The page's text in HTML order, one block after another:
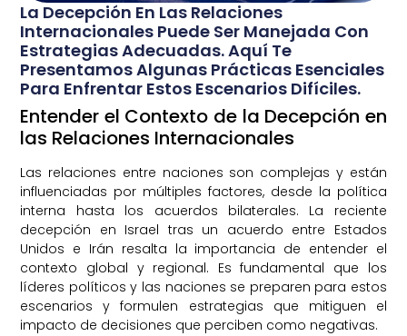
La Decepción En Las Relaciones
Internacionales Puede Ser Manejada Con
Estrategias Adecuadas. Aquí Te
Presentamos Algunas Prácticas Esenciales
Para Enfrentar Estos Escenarios Difíciles.
Entender el Contexto de la Decepción en
las Relaciones Internacionales
Las relaciones entre naciones son complejas y están
influenciadas por múltiples factores, desde la política
interna hasta los acuerdos bilaterales. La reciente
decepción en Israel tras un acuerdo entre Estados
Unidos e Irán resalta la importancia de entender el
contexto global y regional. Es fundamental que los
líderes políticos y las naciones se preparen para estos
escenarios y formulen estrategias que mitiguen el
impacto de decisiones que perciben como negativas.